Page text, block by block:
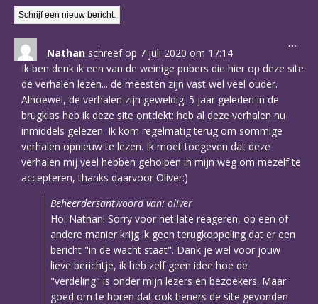
Nathan schreef op 7 juli 2020 om 17:14
Ik ben denk ik een van de weinige pubers die hier op deze site
de verhalen lezen... de meesten zijn vast wel veel ouder.
Alhoewel, de verhalen zijn geweldig. 5 jaar geleden in de
brugklas heb ik deze site ontdekt: heb al deze verhalen nu
inmiddels gelezen. Ik kom regelmatig terug om sommige
verhalen opnieuw te lezen. Ik moet toegeven dat deze
verhalen mij veel hebben geholpen in mijn weg om mezelf te
accepteren, thanks daarvoor Oliver:)
Beheerdersantwoord van: oliver
Hoi Nathan! Sorry voor het late reageren, op een of
andere manier krijg ik geen terugkoppeling dat er een
bericht "in de wacht staat". Dank je wel voor jouw
lieve berichtje, ik heb zelf geen idee hoe de
"verdeling" is onder mijn lezers en bezoekers. Maar
goed om te horen dat ook tieners de site gevonden
...